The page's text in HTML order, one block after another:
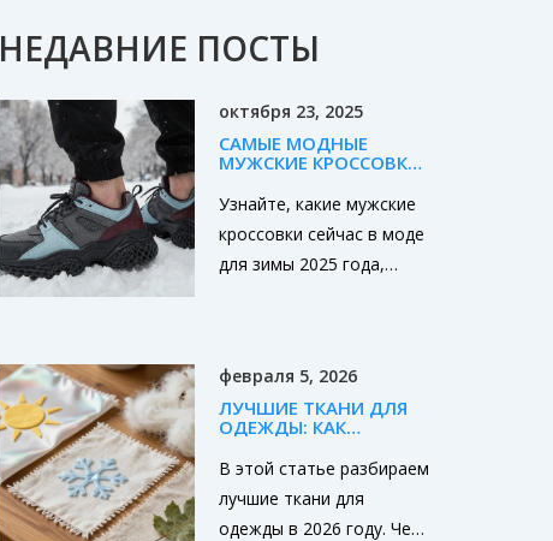
НЕДАВНИЕ ПОСТЫ
октября 23, 2025
САМЫЕ МОДНЫЕ
МУЖСКИЕ КРОССОВКИ
ОБЗОР ТРЕНДОВ И
ТОП‑МОДЕЛЕЙ
Узнайте, какие мужские
кроссовки сейчас в моде
для зимы 2025 года,
топ‑моделей с
рекомендациями по
выбору.
февраля 5, 2026
ЛУЧШИЕ ТКАНИ ДЛЯ
ОДЕЖДЫ: КАК
В этой статье разбираем
лучшие ткани для
одежды в 2026 году. Чем